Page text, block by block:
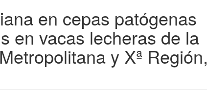
en cepas patógenas
en vacas lecheras de la
y Xª Región,